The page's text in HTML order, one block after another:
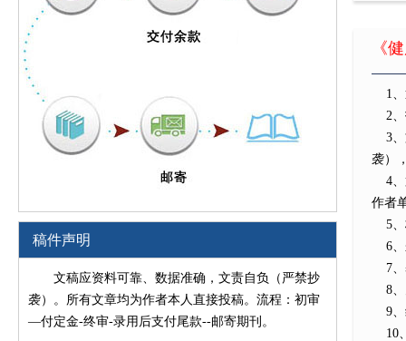
《
1、
2、
3、
袭）
4、
作者
5、
6、
7、
8、
9、
10
稿件声明
文稿应资料可靠、数据准确，文责自负（严禁抄
袭）。所有文章均为作者本人直接投稿。流程：初审
—付定金-终审-录用后支付尾款--邮寄期刊。